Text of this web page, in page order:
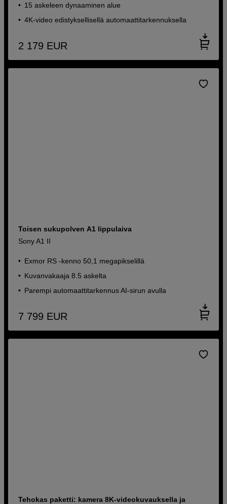
15 askeleen dynaaminen alue
4K-video edistyksellisellä automaattitarkennuksella
2 179 EUR
Toisen sukupolven A1 lippulaiva
Sony A1 II
Exmor RS -kenno 50,1 megapikselillä
Kuvanvakaaja 8.5 askelta
Parempi automaattitarkennus AI-sirun avulla
7 799 EUR
Tehokas paketti: kamera 8K-videokuvauksella ja